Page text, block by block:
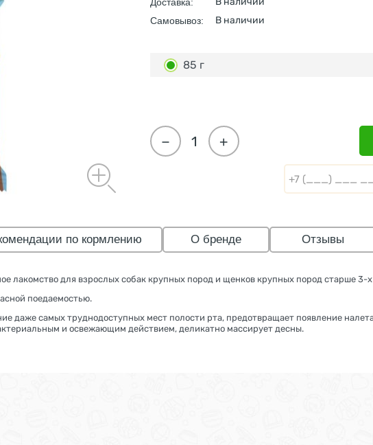
Самовывоз: В наличии
85 г
+
−
по кормлению О бренде Отзывы
лакомство для взрослых собак крупных пород и щенков крупных пород старше 3-
поедаемостью.
даже самых труднодоступных мест полости рта, предотвращает появление
и освежающим действием, деликатно массирует десны.